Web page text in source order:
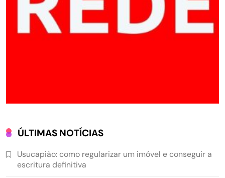
ÚLTIMAS NOTÍCIAS
Usucapião: como regularizar um imóvel e conseguir a
escritura definitiva